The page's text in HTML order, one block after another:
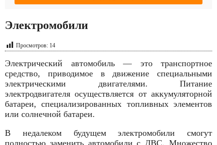
Электромобили
Просмотров: 14
Электрический автомобиль — это транспортное
средство, приводимое в движение специальными
электрическими двигателями. Питание
электродвигателя осуществляется от аккумуляторной
батареи, специализированных топливных элементов
или солнечной батареи.
В недалеком будущем электромобили смогут